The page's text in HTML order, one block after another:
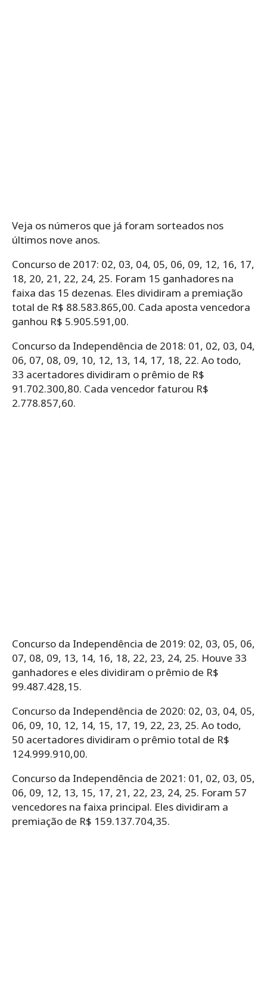
Veja os números que já foram sorteados nos
últimos nove anos.
Concurso de 2017: 02, 03, 04, 05, 06, 09, 12, 16, 17,
18, 20, 21, 22, 24, 25. Foram 15 ganhadores na
faixa das 15 dezenas. Eles dividiram a premiação
total de R$ 88.583.865,00. Cada aposta vencedora
ganhou R$ 5.905.591,00.
Concurso da Independência de 2018: 01, 02, 03, 04,
06, 07, 08, 09, 10, 12, 13, 14, 17, 18, 22. Ao todo,
33 acertadores dividiram o prêmio de R$
91.702.300,80. Cada vencedor faturou R$
2.778.857,60.
Concurso da Independência de 2019: 02, 03, 05, 06,
07, 08, 09, 13, 14, 16, 18, 22, 23, 24, 25. Houve 33
ganhadores e eles dividiram o prêmio de R$
99.487.428,15.
Concurso da Independência de 2020: 02, 03, 04, 05,
06, 09, 10, 12, 14, 15, 17, 19, 22, 23, 25. Ao todo,
50 acertadores dividiram o prêmio total de R$
124.999.910,00.
Concurso da Independência de 2021: 01, 02, 03, 05,
06, 09, 12, 13, 15, 17, 21, 22, 23, 24, 25. Foram 57
vencedores na faixa principal. Eles dividiram a
premiação de R$ 159.137.704,35.